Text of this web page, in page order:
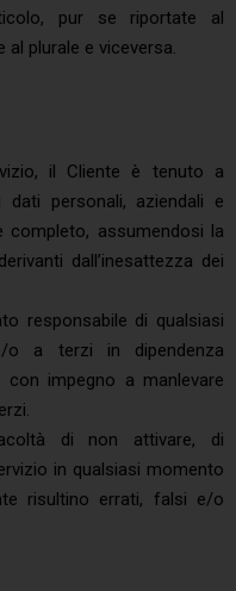
pur se riportate al
al plurale e viceversa.
il Cliente è tenuto a
dati personali, aziendali e
assumendosi la
dall’inesattezza dei
responsabile di qualsiasi
o a terzi in dipendenza
con impegno a manlevare
di non attivare, di
in qualsiasi momento
risultino errati, falsi e/o